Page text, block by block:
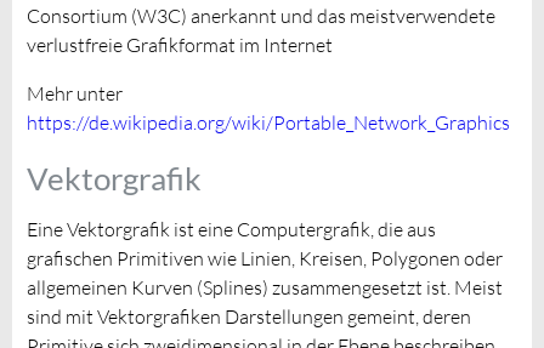
Consortium (W3C) anerkannt und das meistverwendete
verlustfreie Grafikformat im Internet
Mehr unter
https://de.wikipedia.org/wiki/Portable_Network_Graphics
Vektorgrafik
Eine Vektorgrafik ist eine Computergrafik, die aus
grafischen Primitiven wie Linien, Kreisen, Polygonen oder
allgemeinen Kurven (Splines) zusammengesetzt ist. Meist
sind mit Vektorgrafiken Darstellungen gemeint, deren